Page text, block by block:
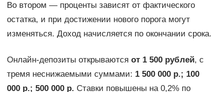
Во втором — проценты зависят от фактического
остатка, и при достижении нового порога могут
изменяться. Доход начисляется по окончании срока.
Онлайн-депозиты открываются от 1 500 рублей, с
тремя неснижаемыми суммами: 1 500 000 р.; 100
000 р.; 500 000 р. Ставки повышены на 0,2% по